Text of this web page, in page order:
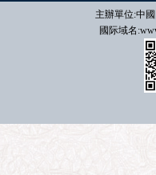
主辦單位:中
國际域名 :